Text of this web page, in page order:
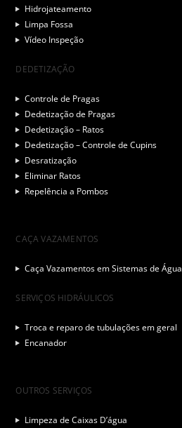
Hidrojateamento
Limpa Fossa
Vídeo Inspeção
DEDETIZAÇÃO
Controle de Pragas
Dedetização de Pragas
Dedetização – Ratos
Dedetização – Controle de Cupins
Desratização
Eliminar Ratos
Repelência a Pombos
CAÇA VAZAMENTOS
Caça Vazamentos em Sistemas de Água
SERVIÇOS HIDRÁULICOS
Troca e reparo de tubulações em geral
Encanador
OUTROS SERVIÇOS
Limpeza de Caixas D’água